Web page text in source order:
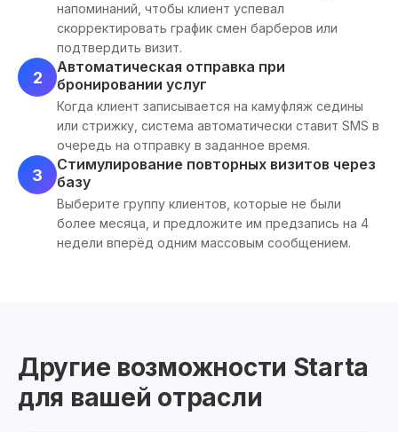
напоминаний, чтобы клиент успевал
скорректировать график смен барберов или
подтвердить визит.
2
Автоматическая отправка при
бронировании услуг
Когда клиент записывается на камуфляж седины
или стрижку, система автоматически ставит SMS в
очередь на отправку в заданное время.
3
Стимулирование повторных визитов через
базу
Выберите группу клиентов, которые не были
более месяца, и предложите им предзапись на 4
недели вперёд одним массовым сообщением.
Другие возможности Starta
для вашей отрасли